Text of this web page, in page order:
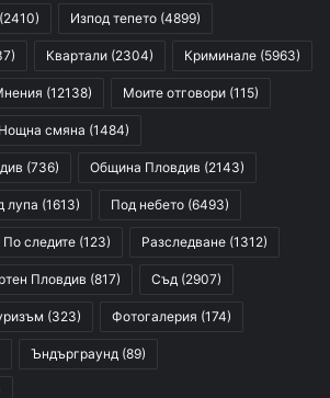
(2410) Изпод тепето (4899)
Квартали (2304) Криминале (5963)
(12138) Моите отговори (115)
Нощна смяна (1484)
(736) Община Пловдив (2143)
лупа (1613) Под небето (6493)
По следите (123) Разследване (1312)
Пловдив (817) Съд (2907)
(323) Фотогалерия (174)
Ъндърграунд (89)